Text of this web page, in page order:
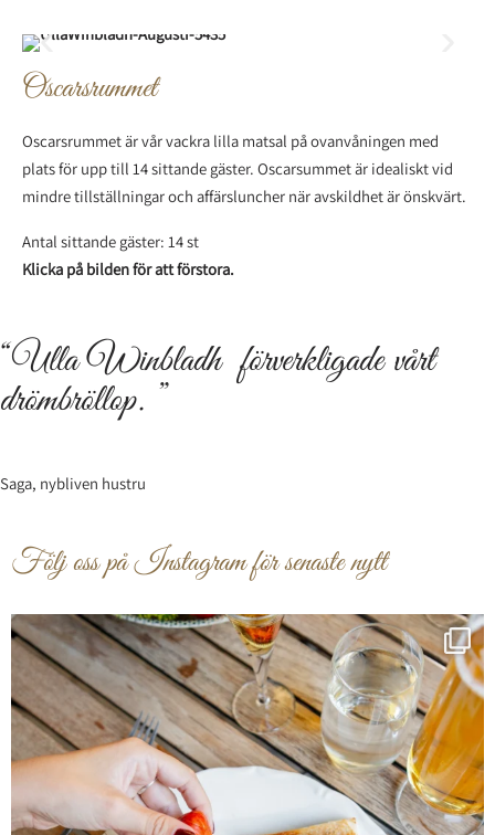
Oscarsrummet
Oscarsrummet är vår vackra lilla matsal på ovanvåningen med
plats för upp till 14 sittande gäster. Oscarsummet är idealiskt vid
mindre tillställningar och affärsluncher när avskildhet är önskvärt.
Antal sittande gäster: 14 st
Klicka på bilden för att förstora.
“Ulla Winbladh förverkligade vårt
drömbröllop. ”
Saga, nybliven hustru
Följ oss på Instagram för senaste nytt